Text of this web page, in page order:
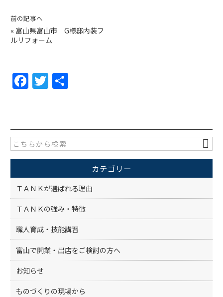
前の記事へ
« 富山県富山市 G様邸内装フ
ルリフォーム
F
e
b
o
o
k
T
er
カテゴリー
ＴＡＮＫが選ばれる理由
ＴＡＮＫの強み・特徴
職人育成・技能講習
富山で開業・出店をご検討の方へ
お知らせ
ものづくりの現場から